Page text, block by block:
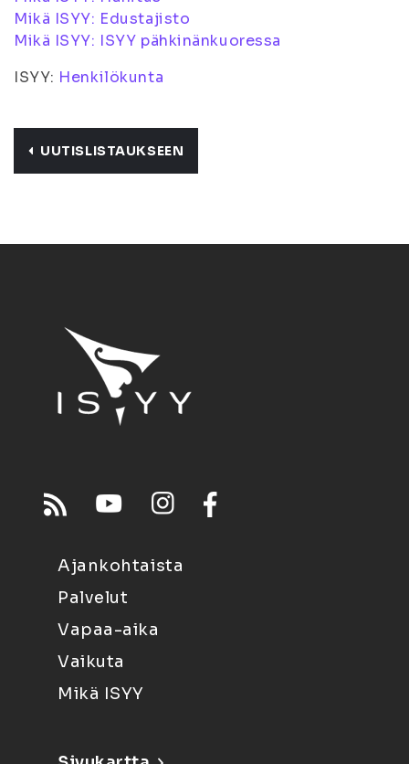
Mikä ISYY: Edustajisto
Mikä ISYY: ISYY pähkinänkuoressa
ISYY: Henkilökunta
UUTISLISTAUKSEEN
Ajankohtaista
Palvelut
Vapaa-aika
Vaikuta
Mikä ISYY